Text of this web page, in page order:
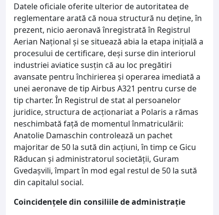
Datele oficiale oferite ulterior de autoritatea de
reglementare arată că noua structură nu deține, în
prezent, nicio aeronavă înregistrată în Registrul
Aerian Național și se situează abia la etapa inițială a
procesului de certificare, deși surse din interiorul
industriei aviatice susțin că au loc pregătiri
avansate pentru închirierea și operarea imediată a
unei aeronave de tip Airbus A321 pentru curse de
tip charter. În Registrul de stat al persoanelor
juridice, structura de acționariat a Polaris a rămas
neschimbată față de momentul înmatriculării:
Anatolie Damaschin controlează un pachet
majoritar de 50 la sută din acțiuni, în timp ce Gicu
Răducan și administratorul societății, Guram
Gvedașvili, împart în mod egal restul de 50 la sută
din capitalul social.
Coincidențele din consiliile de administrație